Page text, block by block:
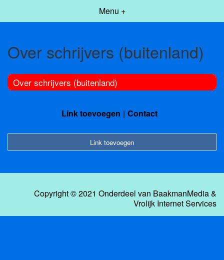
Menu +
Over schrijvers (buitenland)
Over schrijvers (buitenland)
Link toevoegen Contact
Link toevoegen
Copyright © 2021 Onderdeel van BaakmanMedia&
Vrolijk Internet Services